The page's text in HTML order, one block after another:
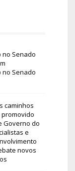
no Senado
no Senado
caminhos
Governo do
e
novos